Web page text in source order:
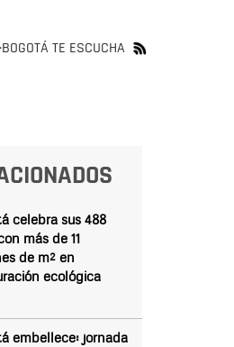
BOGOTÁ TE ESCUCHA
celebra sus 488
más de 11
de m² en
ecológica
embellece: jornada